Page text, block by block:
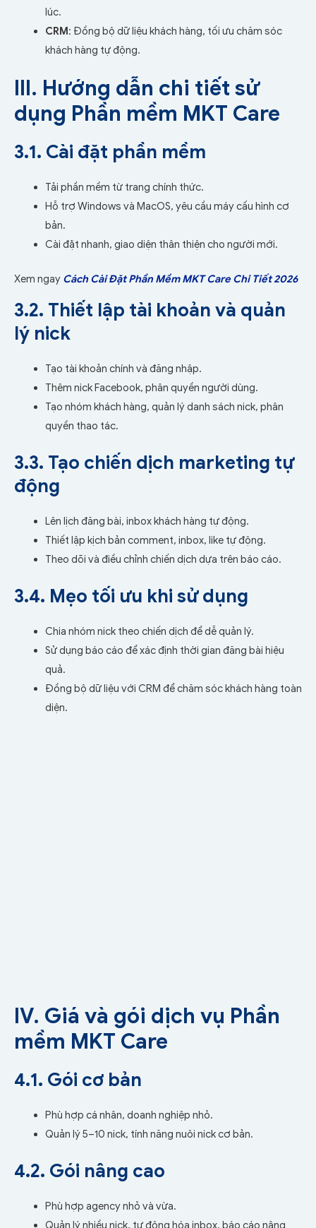
lúc.
CRM: Đồng bộ dữ liệu khách hàng, tối ưu chăm sóc
khách hàng tự động.
III. Hướng dẫn chi tiết sử
dụng Phần mềm MKT Care
3.1. Cài đặt phần mềm
Tải phần mềm từ trang chính thức.
Hỗ trợ Windows và MacOS, yêu cầu máy cấu hình cơ
bản.
Cài đặt nhanh, giao diện thân thiện cho người mới.
Xem ngay Cách Cài Đặt Phần Mềm MKT Care Chi Tiết 2026
3.2. Thiết lập tài khoản và quản
lý nick
Tạo tài khoản chính và đăng nhập.
Thêm nick Facebook, phân quyền người dùng.
Tạo nhóm khách hàng, quản lý danh sách nick, phân
quyền thao tác.
3.3. Tạo chiến dịch marketing tự
động
Lên lịch đăng bài, inbox khách hàng tự động.
Thiết lập kịch bản comment, inbox, like tự động.
Theo dõi và điều chỉnh chiến dịch dựa trên báo cáo.
3.4. Mẹo tối ưu khi sử dụng
Chia nhóm nick theo chiến dịch để dễ quản lý.
Sử dụng báo cáo để xác định thời gian đăng bài hiệu
quả.
Đồng bộ dữ liệu với CRM để chăm sóc khách hàng toàn
diện.
IV. Giá và gói dịch vụ Phần
mềm MKT Care
4.1. Gói cơ bản
Phù hợp cá nhân, doanh nghiệp nhỏ.
Quản lý 5–10 nick, tính năng nuôi nick cơ bản.
4.2. Gói nâng cao
Phù hợp agency nhỏ và vừa.
Quản lý nhiều nick, tự động hóa inbox, báo cáo nâng